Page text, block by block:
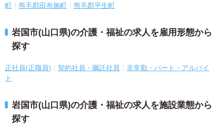
町
熊毛郡田布施町 熊毛郡平生町
岩国市(山口県)の介護・福祉の求人を雇用形態から
探す
正社員(正職員) 契約社員・嘱託社員
非常勤・パート・アルバイ
ト
岩国市(山口県)の介護・福祉の求人を施設業態から
探す